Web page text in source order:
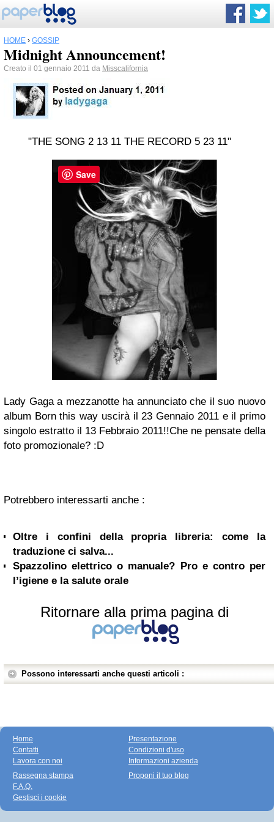
HOME › GOSSIP
Midnight Announcement!
Creato il 01 gennaio 2011 da Misscalifornia
"THE SONG 2 13 11 THE RECORD 5 23 11"
Lady Gaga a mezzanotte ha annunciato che il suo nuovo
album Born this way uscirà il 23 Gennaio 2011 e il primo
singolo estratto il 13 Febbraio 2011!!Che ne pensate della
foto promozionale? :D
Potrebbero interessarti anche :
Oltre i confini della propria libreria: come la
traduzione ci salva...
Spazzolino elettrico o manuale? Pro e contro per
l’igiene e la salute orale
Ritornare alla prima pagina di
Possono interessarti anche questi articoli :
Home
Contatti
Lavora con noi
Presentazione
Condizioni d'uso
Informazioni azienda
Rassegna stampa
F.A.Q.
Gestisci i cookie
Proponi il tuo blog
Save